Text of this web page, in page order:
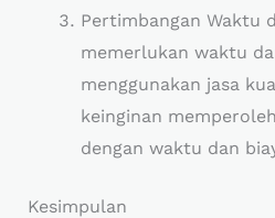
Pertimbangan Waktu
memerlukan waktu
menggunakan jasa
keinginan
dengan waktu dan
Kesimpulan